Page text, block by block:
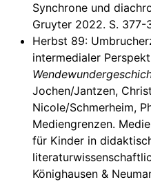
Synchrone und
Gruyter 2022. S. 377-
Herbst 89:
intermedialer
Jochen/Jantzen,
Nicole/Schmerheim,
Mediengrenzen.
für Kinder in
Könighausen &